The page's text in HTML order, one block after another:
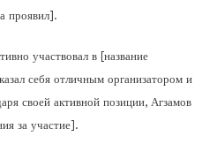
проявил].
участвовал в [название
себя отличным организатором и
своей активной позиции, Агзамов
за участие].